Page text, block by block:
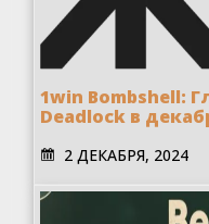
1win Bombshell:
Deadlock в
2 ДЕКАБРЯ, 2024